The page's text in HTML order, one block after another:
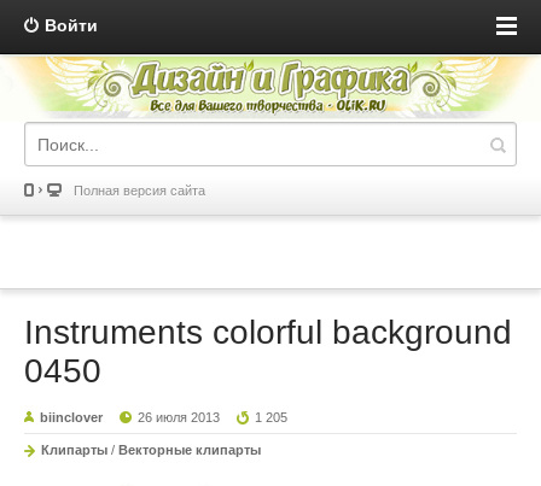
Войти
Полная версия сайта
Instruments colorful background
0450
biinclover 26 июля 2013 1 205
Клипарты / Векторные клипарты